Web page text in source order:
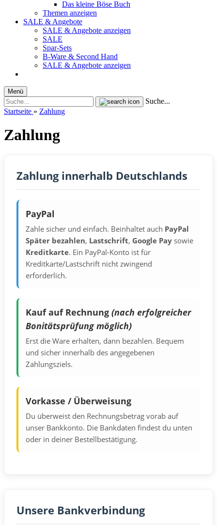
Das kleine Böse Buch
Themen anzeigen
SALE & Angebote
SALE & Angebote anzeigen
SALE
Spar-Sets
B-Ware & Second Hand
SALE & Angebote anzeigen
Menü
Suche...
Startseite » Zahlung
Zahlung
Zahlung innerhalb Deutschlands
PayPal
Zahle sicher und einfach. Beinhaltet auch PayPal
Später bezahlen, Lastschrift, Google Pay sowie
Kreditkarte. Ein PayPal-Konto ist für
Kreditkarte/Lastschrift nicht zwingend
erforderlich.
Kauf auf Rechnung (nach erfolgreicher
Bonitätsprüfung möglich)
Erst die Ware erhalten, dann bezahlen. Bequem
und sicher innerhalb des angegebenen
Zahlungsziels.
Vorkasse / Überweisung
Du überweist den Rechnungsbetrag vorab auf
unser Bankkonto. Die Bankdaten findest du unten
oder in deiner Bestellbestätigung.
Unsere Bankverbindung